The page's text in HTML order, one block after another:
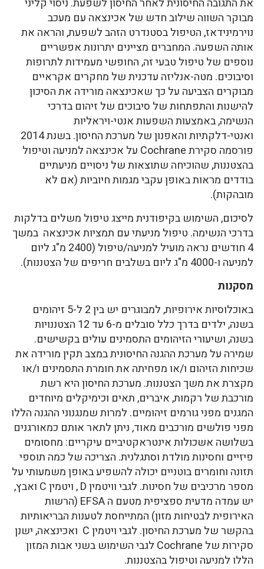
מבוקר השווה שילוב חדש של אכינצאה עם מעכב
נוירמינידאז, הטיפול בסטנדרט הזהב לשפעת, והראה את
אותה השפעה. המחברים מציינים יתרונות אפשריים
נוספים של טיפול טבעי זה, החופשי מעמידות לתרופות
וסיבוכים. מטה-אנליזה עדכנית של מחקרים אקראיים
מבוקרים הצביעה על כך שאכינצאה מורידה את הסיכון
להישנות והתפתחות של סיבוכים של זיהום בדרכי
הנשימה, באמצעות השפעות אנטי-ויראליות
ואנטי-דלקתיות והאפנון של מערכת החיסון. בשנת 2014
פורסמה סקירת Cochrane על אכינצאה למניעה וטיפול
בהצטננות, שהוכיחה שתוצאות של ניסויים מניעתיים
בודדים מראות באופן עקבי מגמות חיוביות (אם לא
מובהקות).
לסיכום, השימוש בקיפודנית מייצג טיפול משלים בדלקות
בדרכי הנשימה. טיפול מניעתי עם תמציות אכינצאה במשך
4 חודשים נראה מועיל למניעה/טיפול (2400 מ"ג ליום
למניעה ו-4000 מ"ג ליום בשלבים חריפים של הצטננות).
מסקנות
באוכלוסיות אירופיות, למבוגרים יש בין 2 ל-5 זיהומים
בשנה, ילדים בדרך כלל סובלים מ-6 עד 12 הצטננויות
בשנה, ושיעורי הזיהומים התסמינים עולים בקשישים.
שמירה על מערכת ההגנה החיסונית במצב תקין מורידה את
שכיחות הזיהום ו/או מפחיתה את חומרת התסמינים ו/או
מקצרת את משך הצטננות. מערכת החיסון היא רשת
מורכבת של רקמות, איברים, תאים וכימיקלים מיוחדים
המגנים מפני גורמים זיהומיים. למרות שמנגנוני ההגנה הללו
מפני פולשים מורכבים מאוד, ניתן לתאר אותם כמאורגנים
בשלושה אשכולות אינטראקטיביים עיקריים: מחסומים
פיזיים וחסינות מולדת וסתגלנית. הצריכה של כמה תוספי
תזונה וחומרים בוטניים יכולה להשפיע באופן משמעותי על
מספר מרכיבים של חסינות. לגבי וויטמין D , ויטמין C ואבץ,
יש עמדה מדעית ספציפית מטעם ה EFSA (הרשות
האירופית לבטיחות מזון) המתייחסת לטענות הבריאותיות
בהקשר של מערכת החיסון. לגבי ויטמין C ואכינצאה, ישנן
סקירות של Cochrane לגבי השימוש בשני אבות המזון
הללו למניעה וטיפול בהצטננות.